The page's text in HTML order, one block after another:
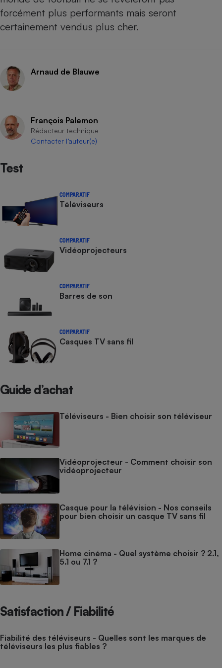
forcément plus performants mais seront
certainement vendus plus cher.
Arnaud de Blauwe
François Palemon
Rédacteur technique
Contacter l’auteur(e)
Test
COMPARATIF
Téléviseurs
COMPARATIF
Vidéoprojecteurs
COMPARATIF
Barres de son
COMPARATIF
Casques TV sans fil
Guide d’achat
Téléviseurs - Bien choisir son téléviseur
Vidéoprojecteur - Comment choisir son
vidéoprojecteur
Casque pour la télévision - Nos conseils
pour bien choisir un casque TV sans fil
Home cinéma - Quel système choisir ? 2.1,
5.1 ou 7.1 ?
Satisfaction / Fiabilité
Fiabilité des téléviseurs - Quelles sont les marques de
téléviseurs les plus fiables ?